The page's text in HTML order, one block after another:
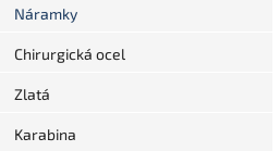
Náramky
Chirurgická ocel
Zlatá
Karabina